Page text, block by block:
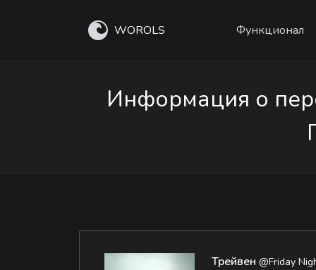
WOROLS Функционал
Информация о
Трейвен @Friday